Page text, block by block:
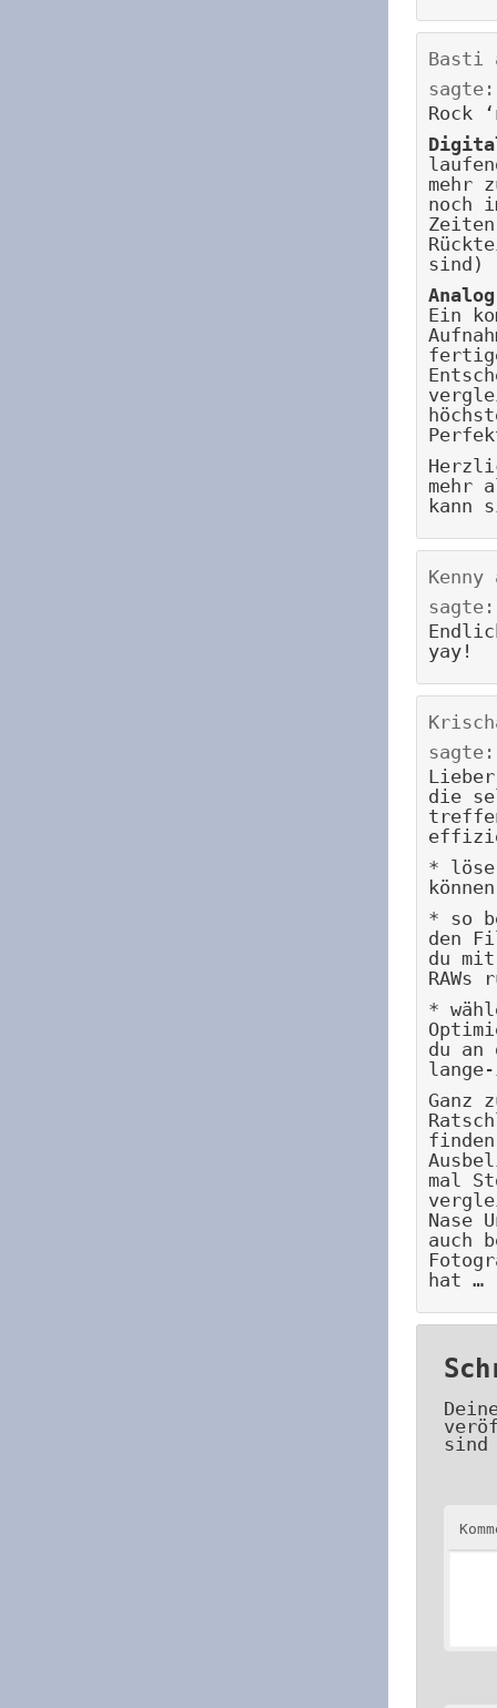
Basti
sagte:
Rock
mehr
noch
sind)
Ein
mehr
kann
Kenny
sagte:
yay!
sagte:
die
* löse
* so
den
du mit
RAWs
*
du an
Ganz
mal
Nase
auch
hat …